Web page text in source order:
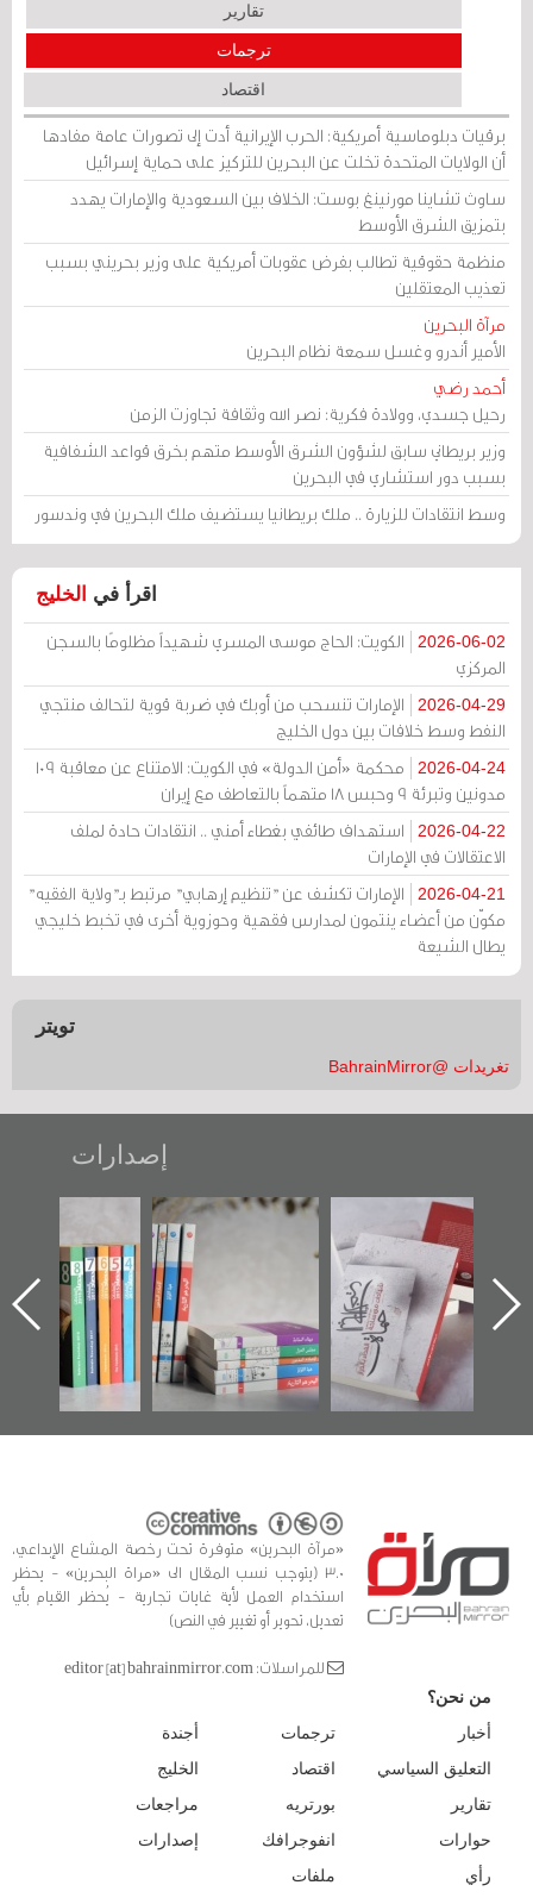
تقارير
ترجمات
اقتصاد
برقيات دبلوماسية أمريكية: الحرب الإيرانية أدت إلى تصورات عامة مفادها
أن الولايات المتحدة تخلت عن البحرين للتركيز على حماية إسرائيل
ساوث تشاينا مورنينغ بوست: الخلاف بين السعودية والإمارات يهدد
بتمزيق الشرق الأوسط
منظمة حقوقية تطالب بفرض عقوبات أمريكية على وزير بحريني بسبب
تعذيب المعتقلين
مرآة البحرين
الأمير أندرو وغسل سمعة نظام البحرين
أحمد رضي
رحيل جسدي، وولادة فكرية: نصر الله وثقافة تجاوزت الزمن
وزير بريطاني سابق لشؤون الشرق الأوسط متهم بخرق قواعد الشفافية
بسبب دور استشاري في البحرين
وسط انتقادات للزيارة .. ملك بريطانيا يستضيف ملك البحرين في وندسور
اقرأ في الخليج
2026-06-02
الكويت: الحاج موسى المسري شهيداً مظلومًا بالسجن
المركزي
2026-04-29
الإمارات تنسحب من أوبك في ضربة قوية لتحالف منتجي
النفط وسط خلافات بين دول الخليج
2026-04-24
محكمة «أمن الدولة» في الكويت: الامتناع عن معاقبة 109
مدونين وتبرئة 9 وحبس 18 متهماً بالتعاطف مع إيران
2026-04-22
استهداف طائفي بغطاء أمني .. انتقادات حادة لملف
الاعتقالات في الإمارات
2026-04-21
الإمارات تكشف عن "تنظيم إرهابي" مرتبط بـ"ولاية الفقيه"
مكوّن من أعضاء ينتمون لمدارس فقهية وحوزوية أخرى في تخبط خليجي
يطال الشيعة
تويتر
تغريدات @BahrainMirror
إصدارات
تصنيف موضوعي
للوثائق البريطانية
يقدمه «مركز أوال»
كتب
"مرآة البحرين"
تصدر حصاد
الساحات 2019
جديدة
عسكري
«مرآة
«مرآة البحرين» متوفرة تحت رخصة المشاع الإبداعي،
3.0 (يتوجب نسب المقال الى «مراة البحرين» - يحظر
استخدام العمل لأية غايات تجارية - يُحظر القيام بأي
تعديل، تحوير أو تغيير في النص)
للمراسلات: editor [at] bahrainmirror.com
من نحن؟
أخبار
التعليق السياسي
تقارير
حوارات
رأي
ترجمات
اقتصاد
بورتريه
انفوجرافك
ملفات
أجندة
الخليج
مراجعات
إصدارات